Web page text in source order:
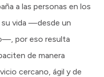
a las personas en los
vida —desde un
por eso resulta
de manera
cercano, ágil y de